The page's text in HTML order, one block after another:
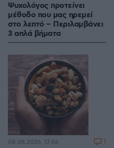
Ψυχολόγος προτείνει
μέθοδο που μας ηρεμεί
στο λεπτό – Περιλαμβάνει
3 απλά βήματα
08.08.2026, 17:06 1